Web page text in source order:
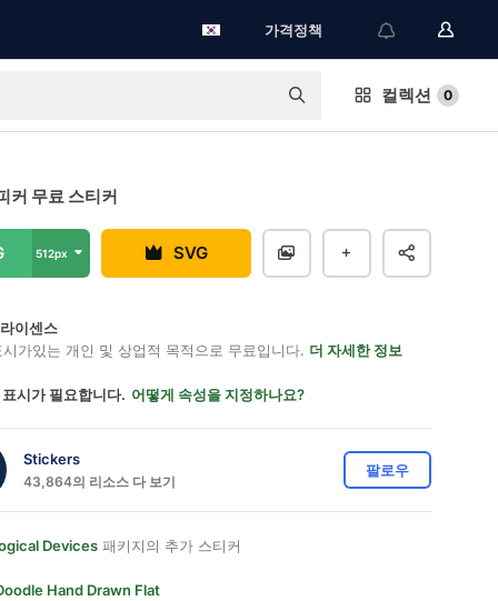
가격정책
컬렉션 0
커 무료 스티커
512px SVG
이센스
가있는 개인 및 상업적 목적으로 무료입니다. 더 자세한 정보
시가 필요합니다. 어떻게 속성을 지정하나요?
Stickers
43,864의 리소스 다 보기
팔로우
Devices 패키지의 추가 스티커
Hand Drawn Flat